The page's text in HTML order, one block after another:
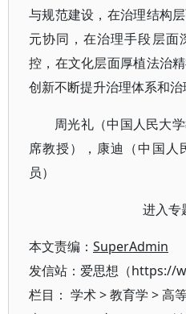
与规范建设，在治理结构
元协同，在治理手段层面
控，在文化层面厚植法治
创新不断提升治理体系和治
周光礼（中国人民大
席教授），康迪（中国人
员）
进入专
本文责编： SuperAdmin
发信站：爱思想（https://
栏目： 学术>教育学 >高